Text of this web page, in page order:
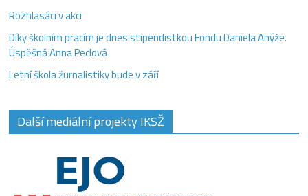
Rozhlasáci v akci
Díky školním pracím je dnes stipendistkou Fondu Daniela Anýže.
Úspěšná Anna Peclová
Letní škola žurnalistiky bude v září
Další mediální projekty IKSŽ